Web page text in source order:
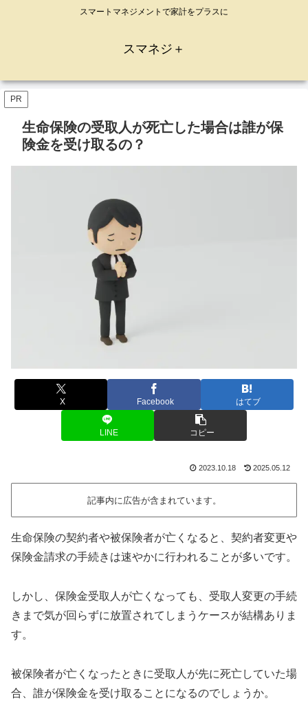
スマートマネジメントで家計をプラスに
スマネジ＋
PR
生命保険の受取人が死亡した場合は誰が保
険金を受け取るの？
X Facebook はてブ
LINE コピー
2023.10.18 2025.05.12
記事内に広告が含まれています。
生命保険の契約者や被保険者が亡くなると、契約者変更や
保険金請求の手続きは速やかに行われることが多いです。
しかし、保険金受取人が亡くなっても、受取人変更の手続
きまで気が回らずに放置されてしまうケースが結構ありま
す。
被保険者が亡くなったときに受取人が先に死亡していた場
合、誰が保険金を受け取ることになるのでしょうか。